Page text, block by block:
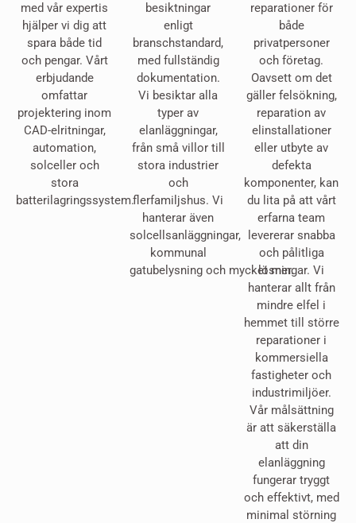
med vår expertis
hjälper vi dig att
spara både tid
och pengar. Vårt
erbjudande
omfattar
projektering inom
CAD-elritningar,
automation,
solceller och
stora
batterilagringssystem.
besiktningar
enligt
branschstandard,
med fullständig
dokumentation.
Vi besiktar alla
typer av
elanläggningar,
från små villor till
stora industrier
och
flerfamiljshus. Vi
hanterar även
solcellsanläggningar,
kommunal
gatubelysning och mycket mer.
reparationer för
både
privatpersoner
och företag.
Oavsett om det
gäller felsökning,
reparation av
elinstallationer
eller utbyte av
defekta
komponenter, kan
du lita på att vårt
erfarna team
levererar snabba
och pålitliga
lösningar. Vi
hanterar allt från
mindre elfel i
hemmet till större
reparationer i
kommersiella
fastigheter och
industrimiljöer.
Vår målsättning
är att säkerställa
att din
elanläggning
fungerar tryggt
och effektivt, med
minimal störning